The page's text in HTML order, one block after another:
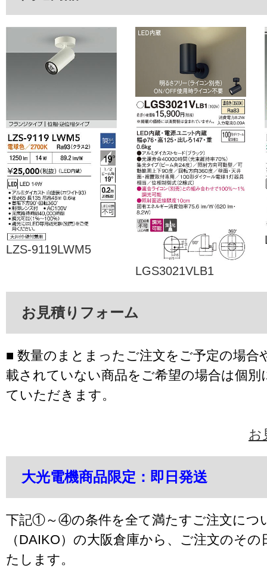
LZS-9119LWM5
LGS3021VLB1
お見積りフォーム
■ 数量のまとまったご注文をご予定の場合
載されていない商品をご希望の場合は個別
ていただきます。
お
大光電機商品限定：即日発送
下記①～④の条件を全て満たすご注文につ
（DAIKO）の大阪倉庫から、ご注文のそ
たします。